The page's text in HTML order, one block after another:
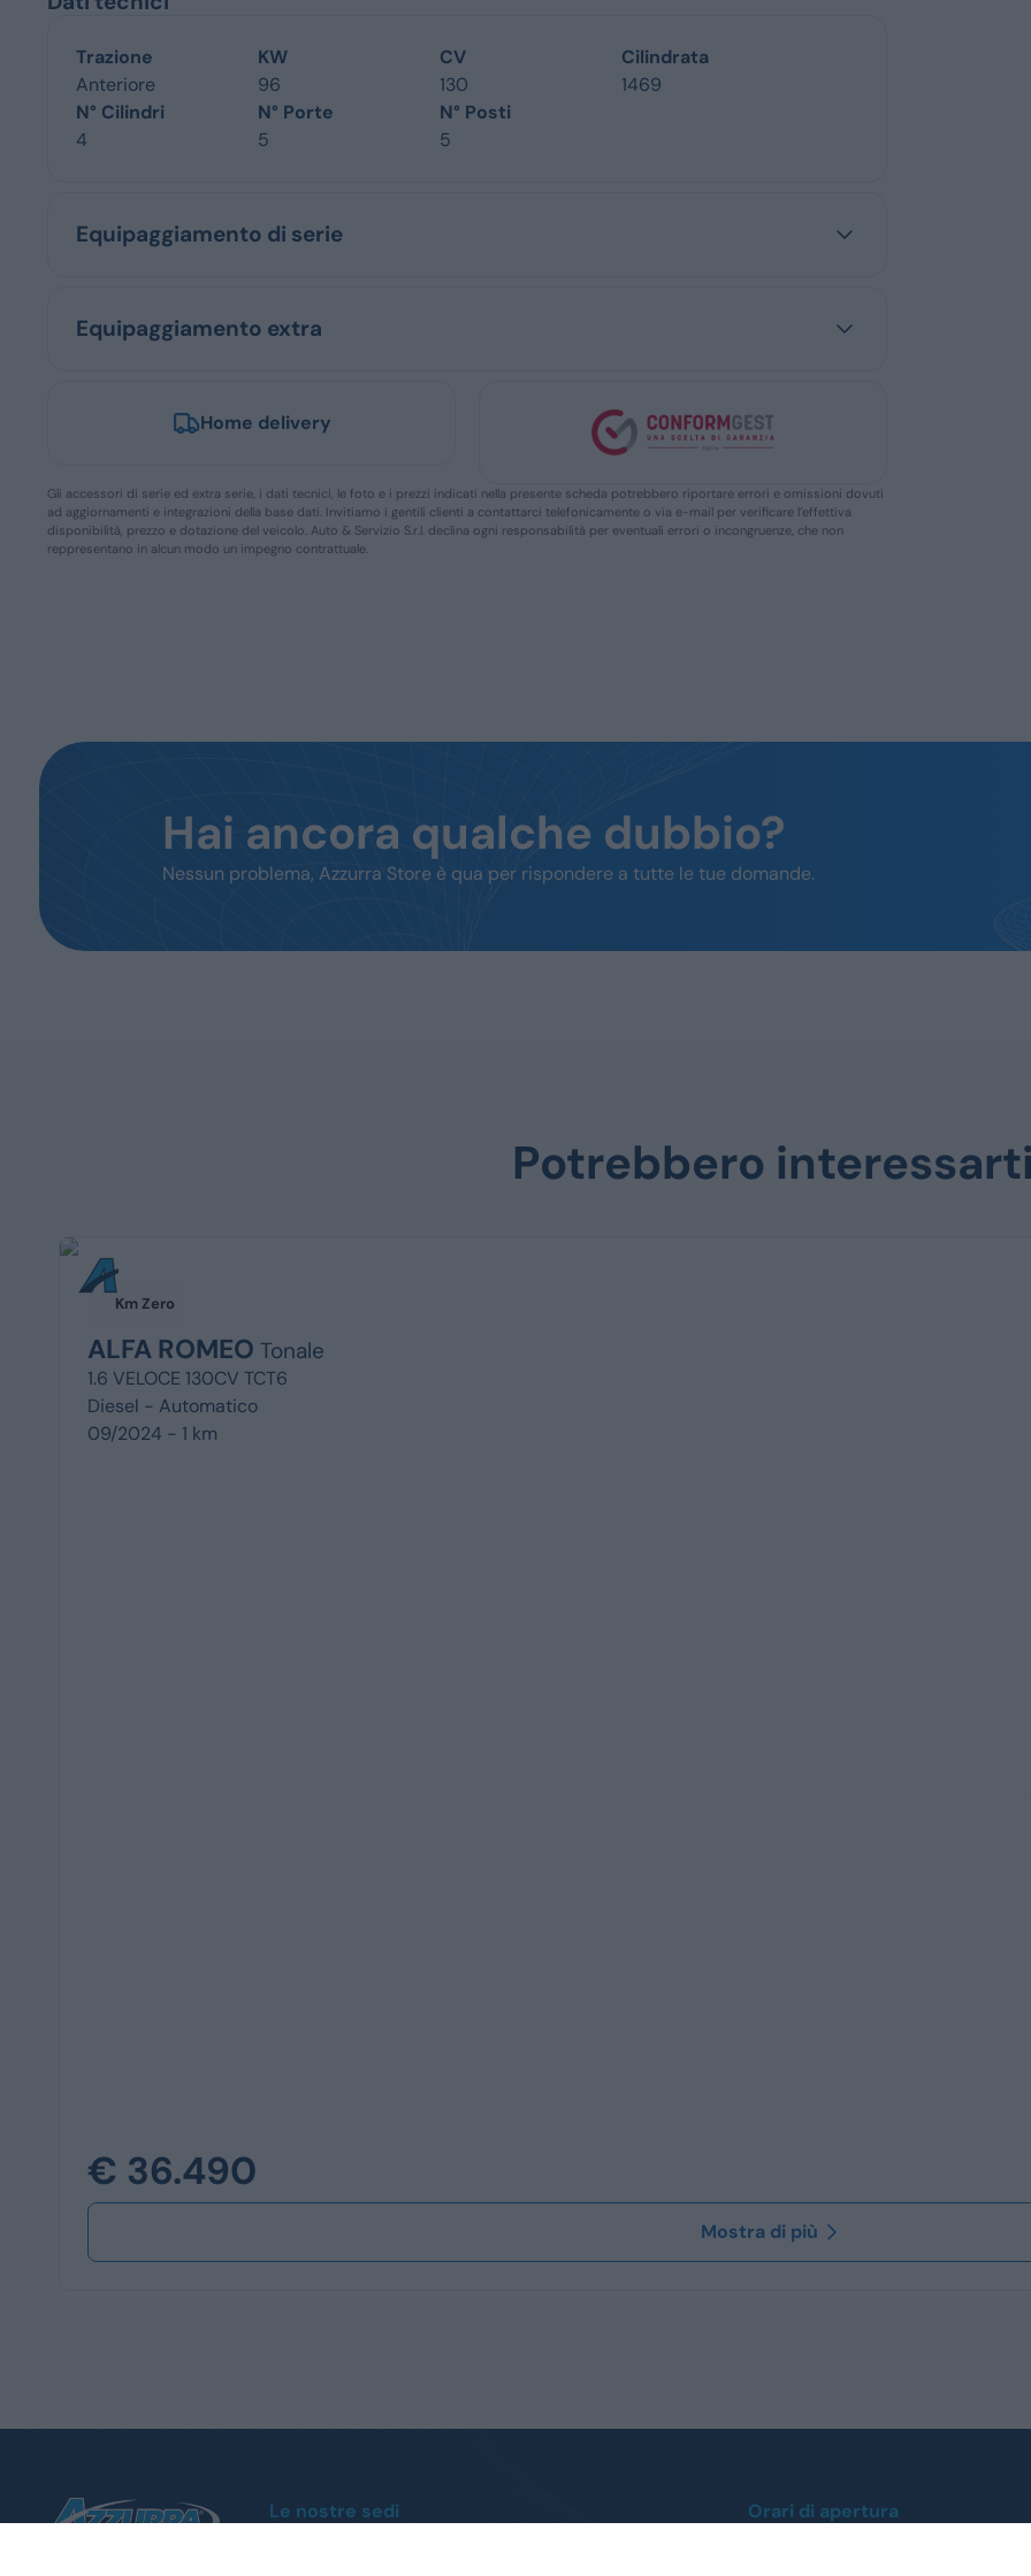
Trazione
Anteriore
KW
96
CV
130
Cilindrata
1469
N° Cilindri
4
N° Porte
5
N° Posti
5
Equipaggiamento di serie
Equipaggiamento extra
Home delivery
Gli accessori di serie ed extra serie, i dati tecnici, le foto e i prezzi indicati nella presente scheda potrebbero riportare errori e omissioni dovuti
ad aggiornamenti e integrazioni della base dati. Invitiamo i gentili clienti a contattarci telefonicamente o via e-mail per verificare l’effettiva
disponibilità, prezzo e dotazione del veicolo. Auto & Servizio S.r.l. declina ogni responsabilità per eventuali errori o incongruenze, che non
reppresentano in alcun modo un impegno contrattuale.
Hai ancora qualche dubbio?
Nessun problema, Azzurra Store è qua per rispondere a tutte le tue domande.
Potrebbero
Km Zero
ALFA ROMEO Tonale
1.6 VELOCE 130CV TCT6
Diesel - Automatico
09/2024 - 1 km
€ 36.490
Mostra di più
Le nostre sedi Orari di apertura